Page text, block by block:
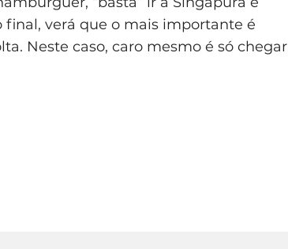
final, verá que o mais importante é
Neste caso, caro mesmo é só chegar